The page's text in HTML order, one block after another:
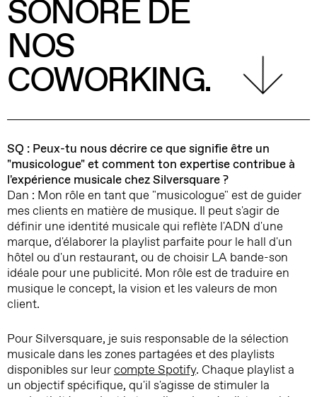
SONORE DE
NOS
COWORKING.
SQ : Peux-tu nous décrire ce que signifie être un
"musicologue" et comment ton expertise contribue à
l'expérience musicale chez Silversquare ?
Dan : Mon rôle en tant que "musicologue" est de guider
mes clients en matière de musique. Il peut s'agir de
définir une identité musicale qui reflète l'ADN d'une
marque, d'élaborer la playlist parfaite pour le hall d'un
hôtel ou d'un restaurant, ou de choisir LA bande-son
idéale pour une publicité. Mon rôle est de traduire en
musique le concept, la vision et les valeurs de mon
client.
Pour Silversquare, je suis responsable de la sélection
musicale dans les zones partagées et des playlists
disponibles sur leurcompte Spotify. Chaque playlist a
un objectif spécifique, qu'il s'agisse de stimuler la